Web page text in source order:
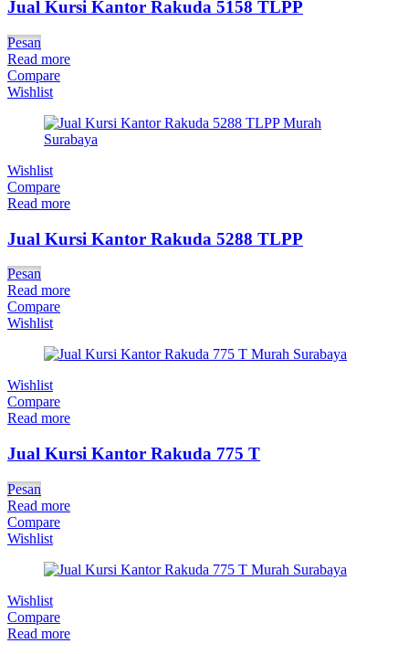
Jual Kursi Kantor Rakuda 5158 TLPP
Pesan
Read more
Compare
Wishlist
Wishlist
Compare
Read more
Jual Kursi Kantor Rakuda 5288 TLPP
Pesan
Read more
Compare
Wishlist
Wishlist
Compare
Read more
Jual Kursi Kantor Rakuda 775 T
Pesan
Read more
Compare
Wishlist
Wishlist
Compare
Read more